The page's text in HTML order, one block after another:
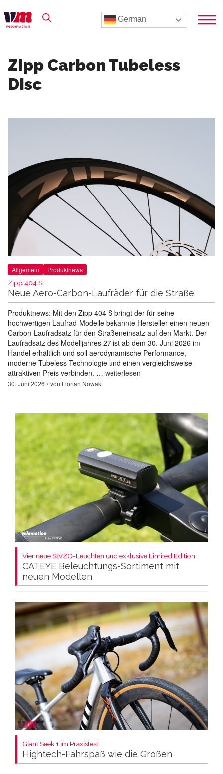
German
Zipp Carbon Tubeless
Disc
Allgemein Produktnews
Zipp 404 S:
Neue Aero-Carbon-Laufräder für die Straße
Produktnews: Mit den Zipp 404 S bringt der für seine
hochwertigen Laufrad-Modelle bekannte Hersteller einen neuen
Carbon-Laufradsatz für den Straßeneinsatz auf den Markt. Der
Laufradsatz des Modelljahres 27 ist ab dem 30. Juni 2026 im
Handel erhältlich und soll aerodynamische Performance,
moderne Tubeless-Technologie und einen vergleichsweise
attraktiven Preis verbinden. … weiterlesen
30. Juni 2026 von Florian Nowak
Vier neue StVZO-Leuchten und exklusive Limited Edition:
CATEYE Beleuchtungs-Sortiment mit
neuen Modellen
Giant Seek 1 im Praxistest:
Hightech-Fahrspaß wie die Großen